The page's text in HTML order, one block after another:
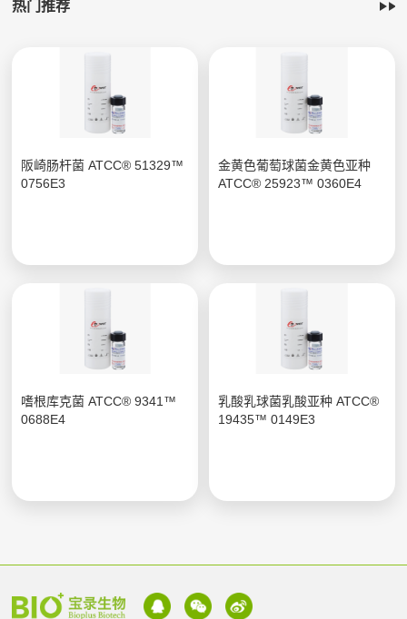
热门推荐
阪崎肠杆菌 ATCC® 51329™
0756E3
金黄色葡萄球菌金黄色亚种
ATCC® 25923™ 0360E4
嗜根库克菌 ATCC® 9341™
0688E4
乳酸乳球菌乳酸亚种 ATCC®
19435™ 0149E3